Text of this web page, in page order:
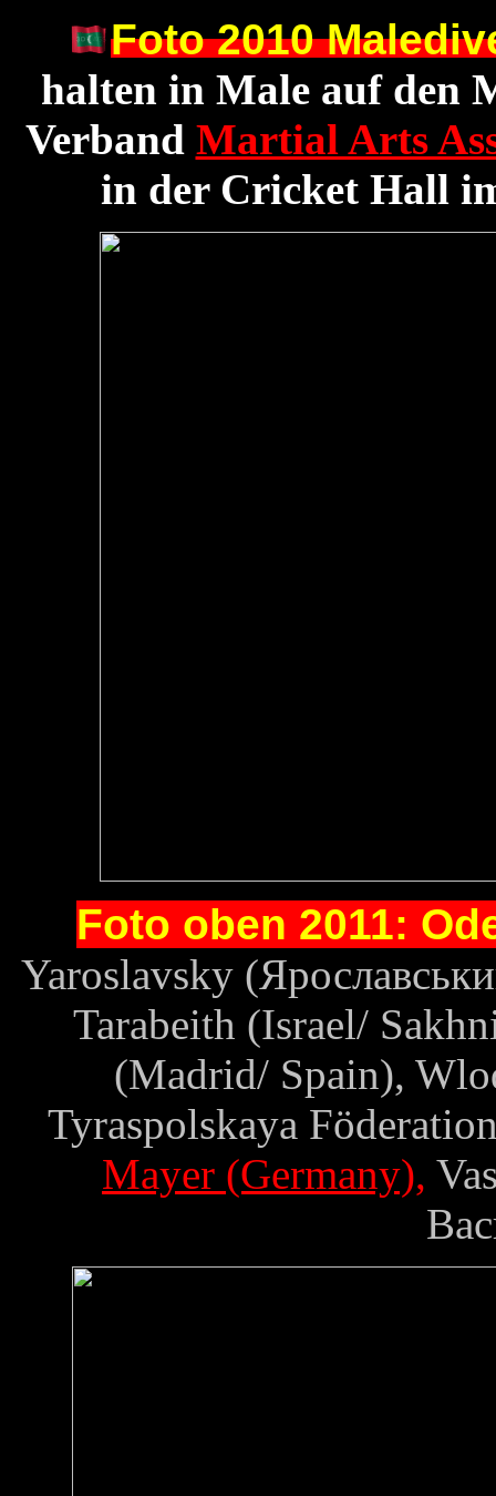
Foto 2010
halten in Male auf den
Verband Martial Arts
in der Cricket Hall
Foto oben 2011:
Yaroslavsky
Tarabeith (Israel/
(Madrid/ Spain),
Tyraspolskaya
Mayer (Germany),